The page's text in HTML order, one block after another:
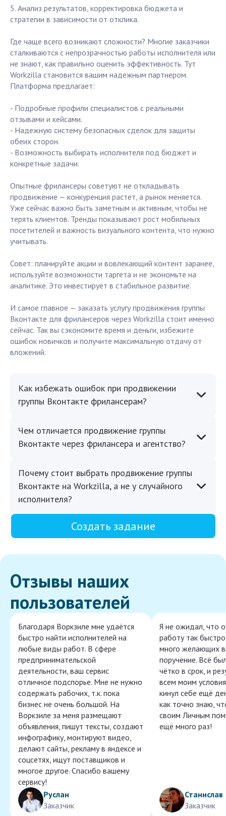
5. Анализ результатов, корректировка бюджета и
стратегии в зависимости от отклика.
Где чаще всего возникают сложности? Многие заказчики
сталкиваются с непрозрачностью работы исполнителя или
не знают, как правильно оценить эффективность. Тут
Workzilla становится вашим надежным партнером.
Платформа предлагает:
- Подробные профили специалистов с реальными
отзывами и кейсами.
- Надежную систему безопасных сделок для защиты
обеих сторон.
- Возможность выбирать исполнителя под бюджет и
конкретные задачи.
Опытные фрилансеры советуют не откладывать
продвижение — конкуренция растет, а рынок меняется.
Уже сейчас важно быть заметным и активным, чтобы не
терять клиентов. Тренды показывают рост мобильных
посетителей и важность визуального контента, что нужно
учитывать.
Совет: планируйте акции и вовлекающий контент заранее,
используйте возможности таргета и не экономьте на
аналитике. Это инвестирует в стабильное развитие.
И самое главное — заказать услугу продвижения группы
Вконтакте для фрилансеров через Workzilla стоит именно
сейчас. Так вы сэкономите время и деньги, избежите
ошибок новичков и получите максимальную отдачу от
вложений.
Как избежать ошибок при продвижении
группы Вконтакте фрилансерам?
Чем отличается продвижение группы
Вконтакте через фрилансера и агентство?
Почему стоит выбрать продвижение группы
Вконтакте на Workzilla, а не у случайного
исполнителя?
Создать задание
Отзывы наших
пользователей
Благодаря Воркзиле мне удаётся
быстро найти исполнителей на
любые виды работ. В сфере
предпринимательской
деятельности, ваш сервис
отличное подспорье. Мне не нужно
содержать рабочих, т.к. пока
бизнес не очень большой. На
Воркзиле за меня размещают
объявления, пишут тексты, создают
инфографику, монтируют видео,
делают сайты, рекламу в яндексе и
соцсетях, ищут поставщиков и
многое другое. Спасибо вашему
сервису!
Руслан
Заказчик
Я не ожидал, что
работу так
много желающих
поручение. Всё
чётко в срок, и
всем моим
кинул себе ещё
как точно знаю,
своим Личным
ещё много раз!
Станислав
Заказчик